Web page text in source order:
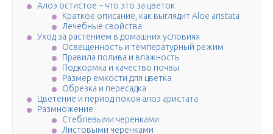
Алоэ остистое – что это за цветок
Краткое описание, как выглядит Aloe aristata
Лечебные свойства
Уход за растением в домашних условиях
Освещенность и температурный режим
Правила полива и влажность
Подкормка и качество почвы
Размер емкости для цветка
Обрезка и пересадка
Цветение и период покоя алоэ аристата
Размножение
Стеблевыми черенками
Листовыми черенками